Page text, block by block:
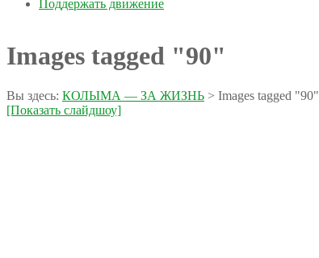
Поддержать движение
Images tagged "90"
Вы здесь: КОЛЫМА — ЗА ЖИЗНЬ > Images tagged "90"
[Показать слайдшоу]